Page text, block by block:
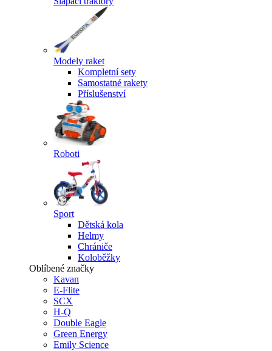
Modely raket
Kompletní sety
Samostatné rakety
Příslušenství
Roboti
Sport
Dětská kola
Helmy
Chrániče
Koloběžky
Oblíbené značky
Kavan
E-Flite
SCX
H-Q
Double Eagle
Green Energy
Emily Science